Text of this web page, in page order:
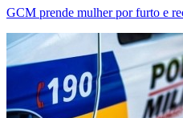
GCM prende mulher por furto e